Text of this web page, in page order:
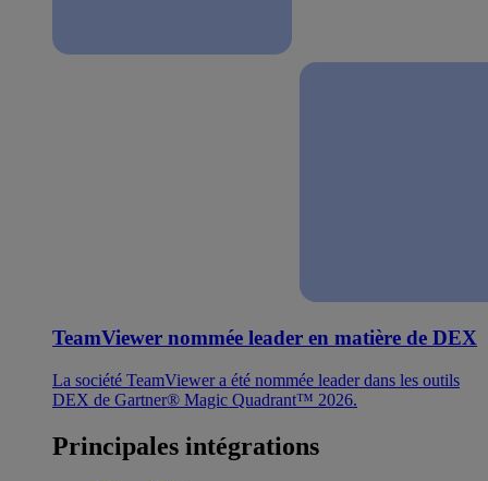
TeamViewer nommée leader en matière de DEX
La société TeamViewer a été nommée leader dans les outils
DEX de Gartner® Magic Quadrant™ 2026.
Principales intégrations